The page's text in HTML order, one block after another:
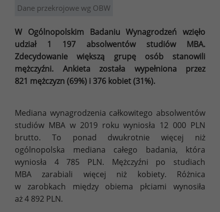
Dane przekrojowe wg OBW
W Ogólnopolskim Badaniu Wynagrodzeń wzięło
udział 1 197 absolwentów studiów MBA.
Zdecydowanie większą grupę osób stanowili
mężczyźni. Ankieta została wypełniona przez
821 mężczyzn (69%) i 376 kobiet (31%).
Mediana wynagrodzenia całkowitego absolwentów
studiów MBA w 2019 roku wyniosła 12 000 PLN
brutto. To ponad dwukrotnie więcej niż
ogólnopolska mediana całego badania, która
wyniosła 4 785 PLN. Mężczyźni po studiach
MBA zarabiali więcej niż kobiety. Różnica
w zarobkach między obiema płciami wynosiła
aż 4 892 PLN.